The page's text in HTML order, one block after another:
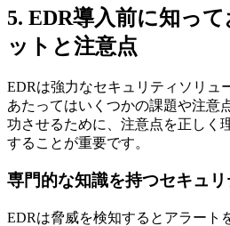
5. EDR導入前に知っ
ットと注意点
EDRは強力なセキュリティソリュ
あたってはいくつかの課題や注意
功させるために、注意点を正しく
することが重要です。
専門的な知識を持つセキュ
EDRは脅威を検知するとアラート